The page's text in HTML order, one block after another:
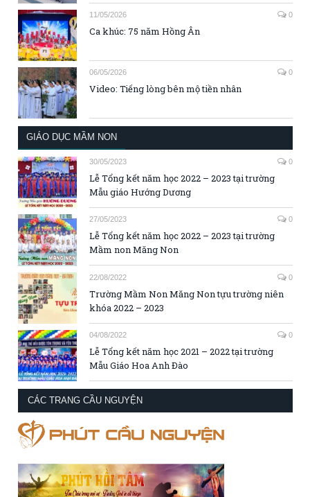
11/05/2026 0
Ca khúc: 75 năm Hồng Ân
06/05/2026 0
Video: Tiếng lòng bên mộ tiền nhân
GIÁO DỤC MẦM NON
30/05/2023 0
Lễ Tổng kết năm học 2022 – 2023 tại trường
Mẫu giáo Hướng Dương
27/05/2023 0
Lễ Tổng kết năm học 2022 – 2023 tại trường
Mầm non Măng Non
22/08/2022 0
Trường Mầm Non Măng Non tựu trường niên
khóa 2022 – 2023
04/08/2022 0
Lễ Tổng kết năm học 2021 – 2022 tại trường
Mẫu Giáo Hoa Anh Đào
CÁC TRANG CẦU NGUYỆN